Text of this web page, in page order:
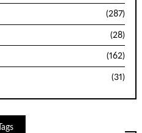
(287)
(28)
(162)
(31)
Tags